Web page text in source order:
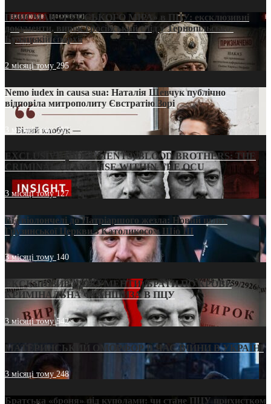
ПРИСМАК «РУССЬКОГО МІРА» в ПЦУ: ексклюзивні
документи, вирок і російський слід у Тернопільсько-
Бучацькій єпархії
2 місяці тому 295
Nemo iudex in causa sua: Наталія Шевчук публічно
відповіла митрополиту Євстратію Зорі
3 місяці тому213
EXCLUSIVE (DOCUMENTS)/BLOOD BROTHERS: THE
CRIMINAL FRANCHISE WITHIN THE OCU
3 місяці тому127
Від віолончелі до Патріаршого жезла: Новий шлях
Грузинської Церкви з Католикосом Шіо III
3 місяці тому 140
ЕКСКЛЮЗИВ (ДОКУМЕНТИ)/БРАТИ ПО КРОВІ:
КРИМІНАЛЬНА ФРАНШИЗА В ПЦУ
3 місяці тому542
МАТЕРИНСЬКИЙ ОМОРФОР В ЧАС ВІЙНИ В УКРАЇНІ
3 місяці тому248
Братська «броня» під куполами: чи стане ПЦУ прихистком